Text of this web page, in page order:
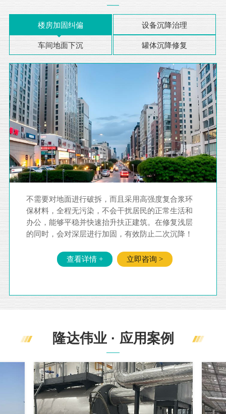
楼房加固纠偏 设备沉降治理
车间地面下沉 罐体沉降修复
不需要对地面进行破拆，而且采用高强度复合浆环
保材料，全程无污染，不会干扰居民的正常生活和
办公，能够平稳并快速抬升扶正建筑。在修复浅层
的同时，会对深层进行加固，有效防止二次沉降！
查看详情 + 立即咨询 >
隆达伟业 · 应用案例